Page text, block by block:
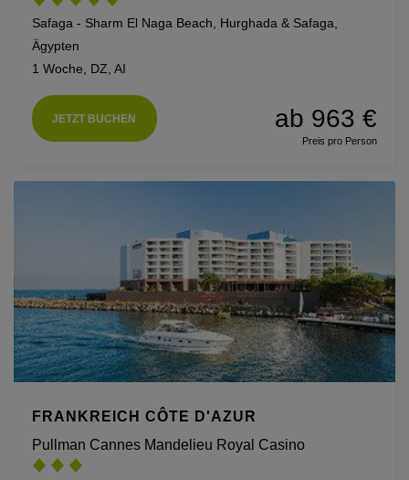
Safaga - Sharm El Naga Beach, Hurghada & Safaga,
Ägypten
1 Woche, DZ, AI
JETZT BUCHEN ab 963 €
Preis pro Person
FRANKREICH CÔTE D'AZUR
Pullman Cannes Mandelieu Royal Casino